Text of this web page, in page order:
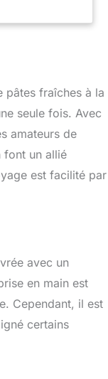
pâtes fraîches à la
seule fois. Avec
amateurs de
font un allié
est facilité par
avec un
en main est
Cependant, il est
certains